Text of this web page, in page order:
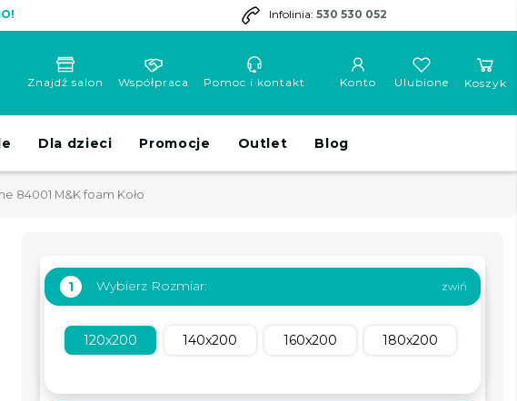
Infolinia: 530 530 052
Znajdź salon Współpraca Pomoc i kontakt Konto Koszyk
Ulubione
Dla dzieci Promocje Outlet Blog
84001 M&K foam Koło
1 Wybierz Rozmiar:
120x200 140x200 160x200 180x200